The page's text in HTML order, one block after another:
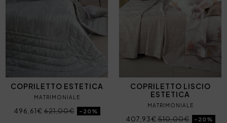
COPRILETTO ESTETICA
MATRIMONIALE
496,61€621,00€ -20%
COPRILETTO LISCIO
ESTETICA
MATRIMONIALE
407,93€510,00€ -20%